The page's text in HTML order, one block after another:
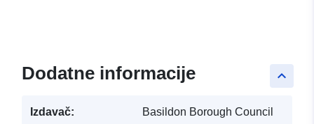
keyboard_arrow_up
Dodatne informacije
Izdavač: Basildon Borough Council